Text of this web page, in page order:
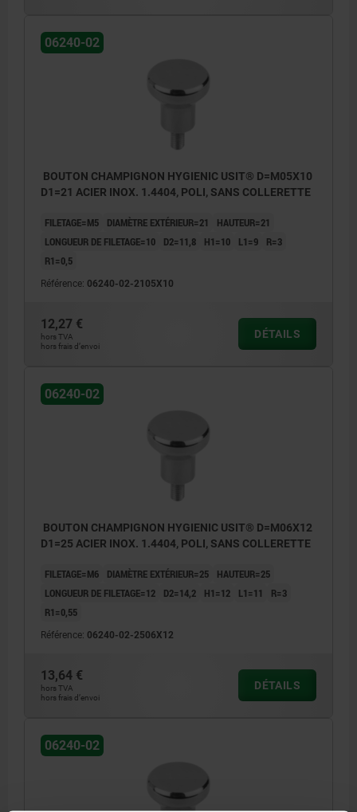
06240-02
BOUTON CHAMPIGNON HYGIENIC USIT® D=M05X10
D1=21 ACIER INOX. 1.4404, POLI, SANS COLLERETTE
FILETAGE=M5 DIAMÈTRE EXTÉRIEUR=21
HAUTEUR=21
LONGUEUR DE FILETAGE=10
D2=11,8 H1=10 L1=9
R=3
R1=0,5
Référence: 06240-02-2105X10
12,27 €
hors TVA
hors frais d’envoi
DÉTAILS
06240-02
BOUTON CHAMPIGNON HYGIENIC USIT® D=M06X12
D1=25 ACIER INOX. 1.4404, POLI, SANS COLLERETTE
FILETAGE=M6 DIAMÈTRE EXTÉRIEUR=25
HAUTEUR=25
LONGUEUR DE FILETAGE=12
D2=14,2 H1=12 L1=11
R=3
R1=0,55
Référence: 06240-02-2506X12
13,64 €
hors TVA
hors frais d’envoi
DÉTAILS
06240-02